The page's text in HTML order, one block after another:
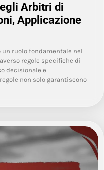
Arbitri di
Applicazione
ruolo fondamentale nel
regole specifiche di
decisionale e
non solo garantiscono